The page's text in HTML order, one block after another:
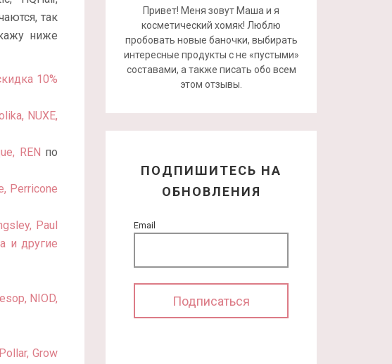
так
ниже
10%
NUXE,
REN по
Perricone
Paul
и другие
NIOD,
Grow
Привет! Меня зовут Маша и я
косметический хомяк! Люблю
пробовать новые баночки, выбирать
интересные продукты с не «пустыми»
составами, а также писать обо всем
этом отзывы.
ПОДПИШИТЕСЬ НА
ОБНОВЛЕНИЯ
Email